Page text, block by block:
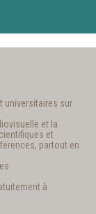
universitaires sur
et la
et
partout en
à